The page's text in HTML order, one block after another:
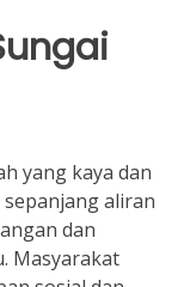
yang kaya dan
aliran
dan
Masyarakat